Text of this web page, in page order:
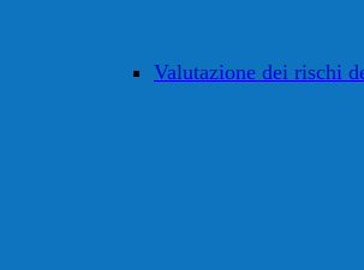
Valutazione dei rischi